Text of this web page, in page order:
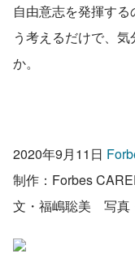
自由意志を発揮す
う考えるだけで、
か。
2020年9月11日
制作：Forbes
文・福嶋聡美　写真